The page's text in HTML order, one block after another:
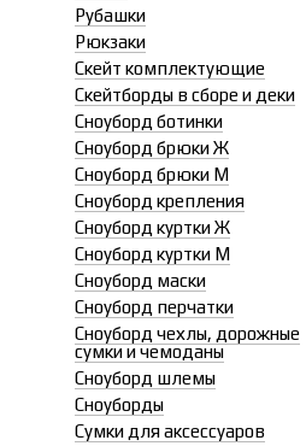
Рубашки
Рюкзаки
Скейт комплектующие
Скейтборды в сборе и деки
Сноуборд ботинки
Сноуборд брюки Ж
Сноуборд брюки М
Сноуборд крепления
Сноуборд куртки Ж
Сноуборд куртки М
Сноуборд маски
Сноуборд перчатки
Сноуборд чехлы, дорожные
сумки и чемоданы
Сноуборд шлемы
Сноуборды
Сумки для аксессуаров